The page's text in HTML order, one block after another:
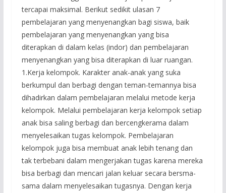
tercapai maksimal. Berikut sedikit ulasan 7
pembelajaran yang menyenangkan bagi siswa, baik
pembelajaran yang menyenangkan yang bisa
diterapkan di dalam kelas (indor) dan pembelajaran
menyenangkan yang bisa diterapkan di luar ruangan.
1.Kerja kelompok. Karakter anak-anak yang suka
berkumpul dan berbagi dengan teman-temannya bisa
dihadirkan dalam pembelajaran melalui metode kerja
kelompok. Melalui pembelajaran kerja kelompok setiap
anak bisa saling berbagi dan bercengkerama dalam
menyelesaikan tugas kelompok. Pembelajaran
kelompok juga bisa membuat anak lebih tenang dan
tak terbebani dalam mengerjakan tugas karena mereka
bisa berbagi dan mencari jalan keluar secara bersma-
sama dalam menyelesaikan tugasnya. Dengan kerja